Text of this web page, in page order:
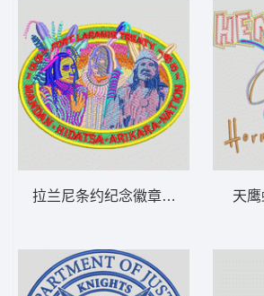
拉兰尼条约纪念徽章 章仔标志布贴